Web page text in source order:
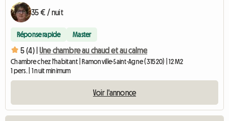
35 € / nuit
Réponse rapide Master
5 (4) | Une chambre au chaud et au calme
Chambre chez l'habitant | Ramonville-Saint-Agne (31520) | 12 M2
1 pers. | 1 nuit minimum
Voir l'annonce